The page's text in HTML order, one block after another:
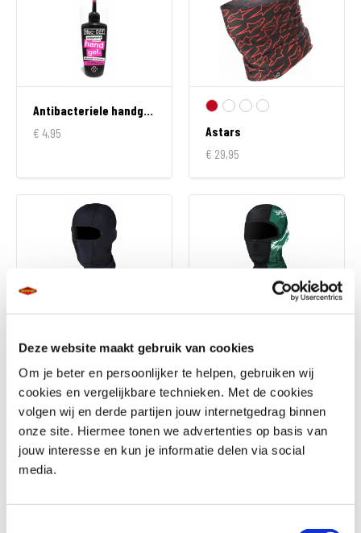
Deze website maakt gebruik van cookies
Om je beter en persoonlijker te helpen, gebruiken wij
cookies en vergelijkbare technieken. Met de cookies
volgen wij en derde partijen jouw internetgedrag binnen
onze site. Hiermee tonen we advertenties op basis van
jouw interesse en kun je informatie delen via social
media.
Antibacteriele handgel 120ml
€ 4,95
Astars
€ 29,95
Balaclava Ark
€ 19,95
€ 22,95